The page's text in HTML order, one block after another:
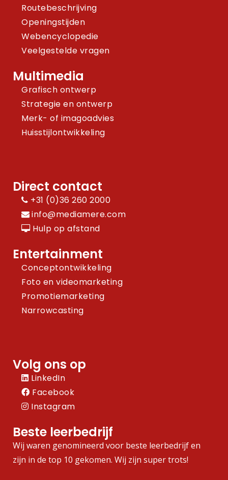
Routebeschrijving
Openingstijden
Webencyclopedie
Veelgestelde vragen
Multimedia
Grafisch ontwerp
Strategie en ontwerp
Merk- of imagoadvies
Huisstijlontwikkeling
Direct contact
+31 (0)36 260 2000
info@mediamere.com
Hulp op afstand
Entertainment
Conceptontwikkeling
Foto en videomarketing
Promotiemarketing
Narrowcasting
Volg ons op
LinkedIn
Facebook
Instagram
Beste leerbedrijf
Wij waren genomineerd voor beste leerbedrijf en
zijn in de top 10 gekomen. Wij zijn super trots!